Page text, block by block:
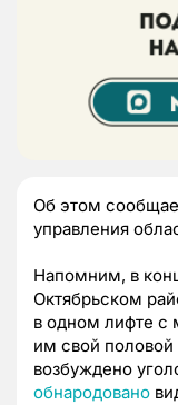
Об этом
управления
Напомним, в
Октябрьском
в одном лифте с
им свой
возбуждено
обнародовано